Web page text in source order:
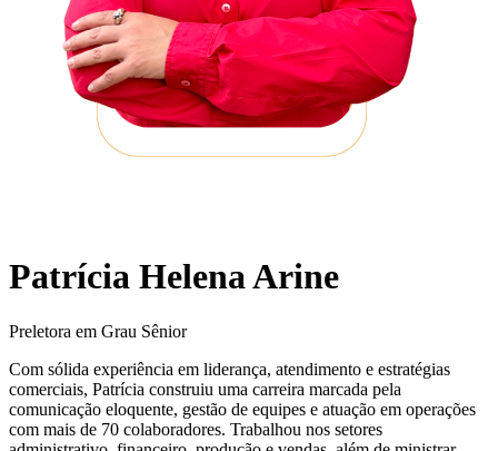
Patrícia Helena Arine
Preletora em Grau Sênior
Com sólida experiência em liderança, atendimento e estratégias
comerciais, Patrícia construiu uma carreira marcada pela
comunicação eloquente, gestão de equipes e atuação em operações
com mais de 70 colaboradores. Trabalhou nos setores